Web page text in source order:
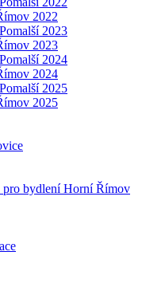
2022
2023
2023
2024
2024
2025
2025
pro bydlení Horní Římov